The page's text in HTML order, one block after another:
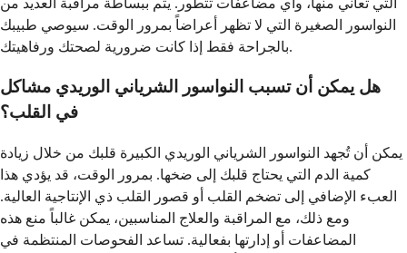
النواسور الصغيرة التي لا تظهر أعراضاً بمرور الوقت. سيوصي طبيبك
بالجراحة فقط إذا كانت ضرورية لصحتك ورفاهيتك.
هل يمكن أن تسبب النواسور الشرياني الوريدي مشاكل
في القلب؟
يمكن أن تُجهد النواسور الشرياني الوريدي الكبيرة قلبك من خلال زيادة
كمية الدم التي يحتاج قلبك إلى ضخها. بمرور الوقت، قد يؤدي هذا
العبء الإضافي إلى تضخم القلب أو قصور القلب ذي الإنتاجية العالية.
ومع ذلك، مع المراقبة والعلاج المناسبين، يمكن غالباً منع هذه
المضاعفات أو إدارتها بفعالية. تساعد الفحوصات المنتظمة في